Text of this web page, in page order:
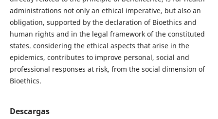
administrations not only an ethical imperative, but also an
obligation, supported by the declaration of Bioethics and
human rights and in the legal framework of the constituted
states. considering the ethical aspects that arise in the
epidemics, contributes to improve personal, social and
professional responses at risk, from the social dimension of
Bioethics.
Descargas